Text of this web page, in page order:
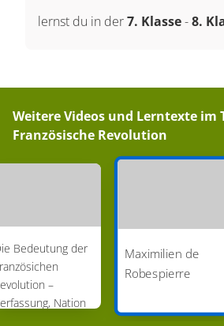
lernst du in der7. Klasse-8.
Weitere Videos und Lerntexte im
Französische Revolution
Bedeutung der
–
Nation
Maximilien de
Robespierre